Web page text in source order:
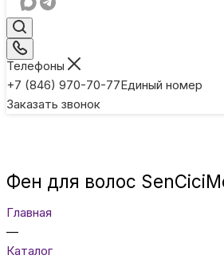
Телефоны
+7 (846) 970-70-77Единый номер
Заказать звонок
Фен для волос
Главная
—
Каталог